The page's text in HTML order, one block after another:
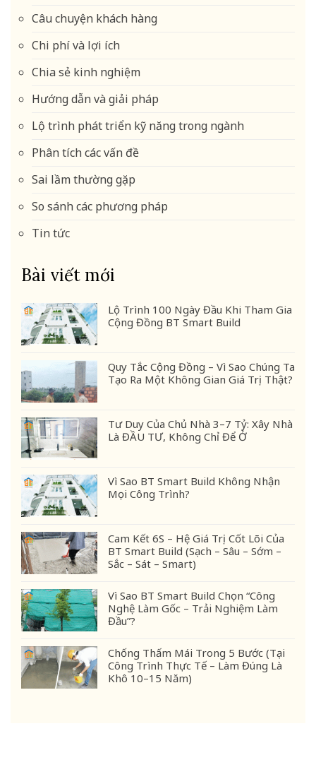
Câu chuyện khách hàng
Chi phí và lợi ích
Chia sẻ kinh nghiệm
Hướng dẫn và giải pháp
Lộ trình phát triển kỹ năng trong ngành
Phân tích các vấn đề
Sai lầm thường gặp
So sánh các phương pháp
Tin tức
Bài viết mới
Lộ Trình 100 Ngày Đầu Khi Tham Gia
Cộng Đồng BT Smart Build
Quy Tắc Cộng Đồng – Vì Sao Chúng Ta
Tạo Ra Một Không Gian Giá Trị Thật?
Tư Duy Của Chủ Nhà 3–7 Tỷ: Xây Nhà
Là ĐẦU TƯ, Không Chỉ Để Ở
Vì Sao BT Smart Build Không Nhận
Mọi Công Trình?
Cam Kết 6S – Hệ Giá Trị Cốt Lõi Của
BT Smart Build (Sạch – Sâu – Sớm –
Sắc – Sát – Smart)
Vì Sao BT Smart Build Chọn “Công
Nghệ Làm Gốc – Trải Nghiệm Làm
Đầu”?
Chống Thấm Mái Trong 5 Bước (Tại
Công Trình Thực Tế – Làm Đúng Là
Khô 10–15 Năm)